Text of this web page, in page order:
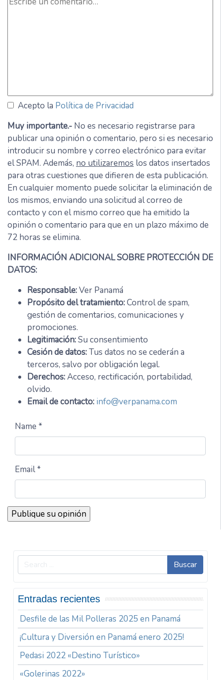
Acepto la Política de Privacidad
Muy importante.- No es necesario registrarse para
publicar una opinión o comentario, pero si es necesario
introducir su nombre y correo electrónico para evitar
el SPAM. Además, no utilizaremos los datos insertados
para otras cuestiones que difieren de esta publicación.
En cualquier momento puede solicitar la eliminación de
los mismos, enviando una solicitud al correo de
contacto y con el mismo correo que ha emitido la
opinión o comentario para que en un plazo máximo de
72 horas se elimina.
INFORMACIÓN ADICIONAL SOBRE PROTECCIÓN DE
DATOS:
Responsable:Ver Panamá
Propósito del tratamiento:Control de spam,
gestión de comentarios, comunicaciones y
promociones.
Legitimación:Su consentimiento
Cesión de datos:Tus datos no se cederán a
terceros, salvo por obligación legal.
Derechos:Acceso, rectificación, portabilidad,
olvido.
Email de contacto: info@verpanama.com
Name *
Email *
Buscar
Entradas recientes
Desfile de las Mil Polleras 2025 en Panamá
¡Cultura y Diversión en Panamá enero 2025!
Pedasi 2022 «Destino Turístico»
«Golerinas 2022»